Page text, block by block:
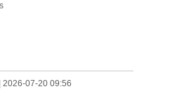
07-20 09:56